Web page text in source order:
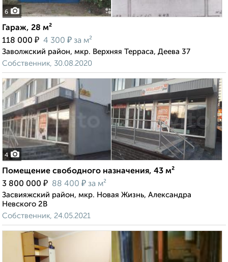
6
Гараж, 28 м²
118 000 ₽ 4 300 ₽ за м²
Заволжский район, мкр. Верхняя Терраса, Деева 37
Собственник, 30.08.2020
4
Помещение свободного назначения, 43 м²
3 800 000 ₽ 88 400 ₽ за м²
Засвияжский район, мкр. Новая Жизнь, Александра
Невского 2В
Собственник, 24.05.2021